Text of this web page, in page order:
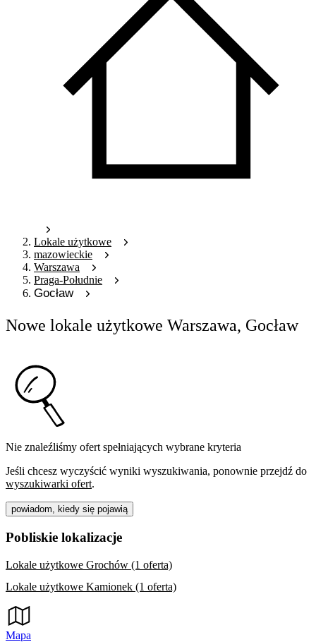
Lokale użytkowe
mazowieckie
Warszawa
Praga-Południe
Gocław
Nowe lokale użytkowe Warszawa, Gocław
Nie znaleźliśmy ofert spełniających wybrane kryteria
Jeśli chcesz wyczyścić wyniki wyszukiwania, ponownie przejdź do
wyszukiwarki ofert.
powiadom, kiedy się pojawią
Pobliskie lokalizacje
Lokale użytkowe Grochów (1 oferta)
Lokale użytkowe Kamionek (1 oferta)
Mapa